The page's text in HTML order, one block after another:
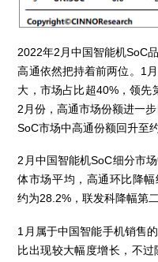
2022年2月中国智能机SoC
高通依然把持着前两位。1
大，市场占比超40%，领先
2月份，高通市场份额进一
SoC市场中高通份额回升至
2月中国智能机SoC细分市
体市场平均，高通环比降
约为28.2%，联发科降幅第
1月属于中国智能手机销售
比出现较大幅度增长，不